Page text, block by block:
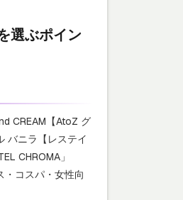
選ぶポイン
CREAM【AtoZ グ
バニラ【レステイ
CHROMA」
・コスパ・女性向